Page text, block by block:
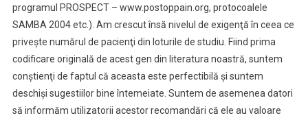
programul PROSPECT – www.postoppain.org, protocoalele
SAMBA 2004 etc.). Am crescut însă nivelul de exigenţă în ceea ce
priveşte numărul de pacienţi din loturile de studiu. Fiind prima
codificare originală de acest gen din literatura noastră, suntem
conştienţi de faptul că aceasta este perfectibilă şi suntem
deschişi sugestiilor bine întemeiate. Suntem de asemenea datori
să informăm utilizatorii acestor recomandări că ele au valoare